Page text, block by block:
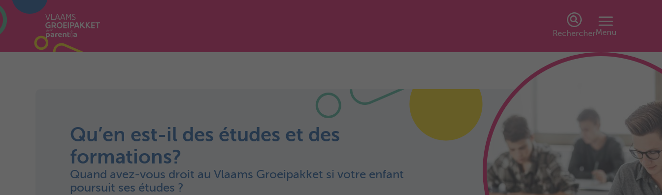
RechercherMenu
Qu’en est-il des études et des
formations?
Quand avez-vous droit au Vlaams Groeipakket si votre enfant
poursuit ses études ?